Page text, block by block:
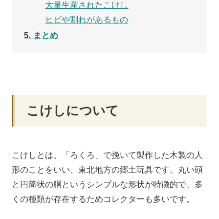
大量生産されたこけし
ヒビや割れがあるもの
5
まとめ
こけしについて
こけしとは、「ろくろ」で挽いて製作した木製の人
形のことをいい、東北地方の郷土玩具です。丸い頭
と円筒状の胴というシンプルな形状が特徴的で、多
くの種類が存在するためコレクターも多いです。